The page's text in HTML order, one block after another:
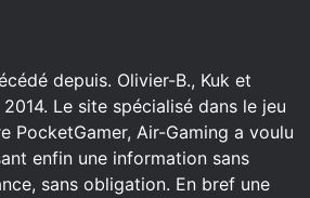
depuis. Olivier-B., Kuk et
Le site spécialisé dans le jeu
PocketGamer, Air-Gaming a voulu
enfin une information sans
sans obligation. En bref une